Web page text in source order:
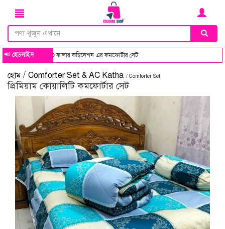
হেডলাইনএর কমফোর্টার সেট
হোম / Comforter Set & AC Katha / Comforter Set
প্রিমিয়াম কোয়ালিটি কমফোর্টার সেট